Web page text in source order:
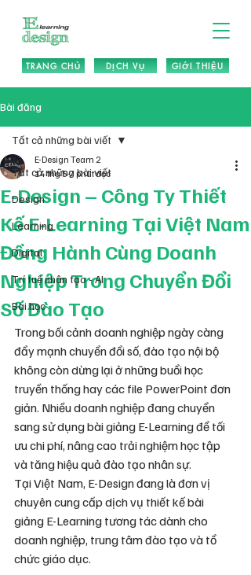
TRANG CHỦ DỊCH VỤ GIỚI THIỆU
Bài đăng
Tất cả những bài viết
Design
Learning
Digital
Trí tuệ nhân tạo - AI
Bài học
Tất cả những bài viết
E-Design – Công Ty Thiết
Kế E-Learning Tại Việt Nam
Đồng Hành Cùng Doanh
Nghiệp Trong Chuyển Đổi
Số Đào Tạo
E-Design Team 2
14 thg 57 phút đọc
Trong bối cảnh doanh nghiệp ngày càng
đẩy mạnh chuyển đổi số, đào tạo nội bộ
không còn dừng lại ở những buổi học
truyền thống hay các file PowerPoint đơn
giản. Nhiều doanh nghiệp đang chuyển
sang sử dụng bài giảng E-Learning để tối
ưu chi phí, nâng cao trải nghiệm học tập
và tăng hiệu quả đào tạo nhân sự.
Tại Việt Nam, E-Design đang là đơn vị
chuyên cung cấp dịch vụ thiết kế bài
giảng E-Learning tương tác dành cho
doanh nghiệp, trung tâm đào tạo và tổ
chức giáo dục.